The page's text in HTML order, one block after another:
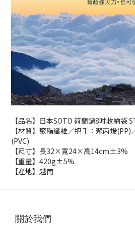
【品名】日本SOTO 荷蘭鍋8吋收納袋
【材質】聚脂纖維／把手：聚丙烯
(PVC)
【尺寸】長32×寬24×高14cm±3%
【重量】420g±5%
【產地】越南
關於我們